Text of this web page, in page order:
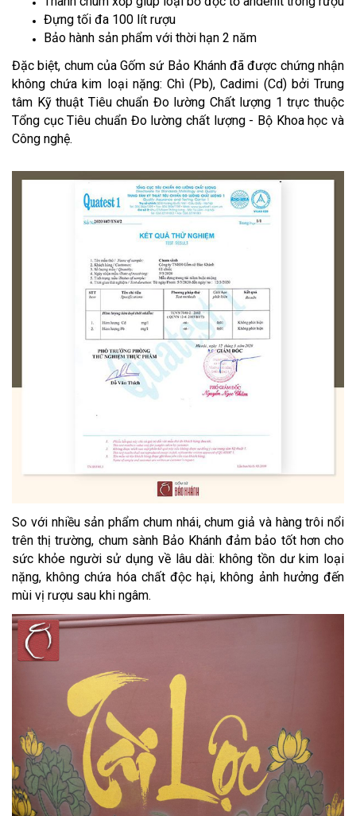
Đựng tối đa 100 lít rượu
Bảo hành sản phẩm với thời hạn 2 năm
Đặc biệt, chum của Gốm sứ Bảo Khánh đã được chứng nhận
không chứa kim loại nặng: Chì (Pb), Cadimi (Cd) bởi Trung
tâm Kỹ thuật Tiêu chuẩn Đo lường Chất lượng 1 trực thuộc
Tổng cục Tiêu chuẩn Đo lường chất lượng - Bộ Khoa học và
Công nghệ.
So với nhiều sản phẩm chum nhái, chum giả và hàng trôi nổi
trên thị trường, chum sành Bảo Khánh đảm bảo tốt hơn cho
sức khỏe người sử dụng về lâu dài: không tồn dư kim loại
nặng, không chứa hóa chất độc hại, không ảnh hưởng đến
mùi vị rượu sau khi ngâm.